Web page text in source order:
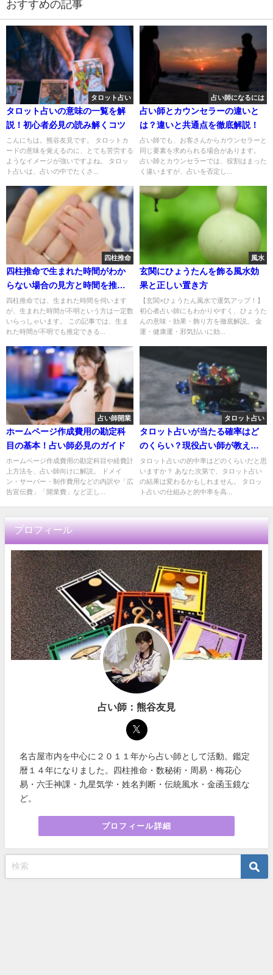
おすすめの記事
タロット占い
タロット占いの意味の一覧を解
説！初心者必見の読み解くコツ
こんにちは。熊谷友見です。 タロットカ
ードの意味を覚えるのに、とても苦労する
ようなイメージが強いですよね。 タロッ
ト占いは、占いの中でたくさ...
占い師になるには
占い師とカウンセラーの違いと
は？違いと共通点を徹底解説！
占い師でも、お客さんからカウンセラーと
同じ要素を求められる場合があります。
占い師とカウンセラーでは、役割はまった
く違いますが、占いを否定し...
四柱推命
四柱推命で生まれた時間がわか
らない場合の見方と時間を推測
する方法
四柱推命では、生まれた時間を伺います
が、生まれた時間が不明という方は一定数
いらっしゃいます。 この記事では、生ま
れた時間が不明でも推定できる...
風水
玄関にひょうたんを飾る風水効
果と正しい置き方
【玄関×ひょうたん風水で運気アップ！】
初心者占い師にもわかりやすく、ひょうた
んの意味・効果・飾り方を徹底解説。 金
運・健康運・邪気払いに効...
占い師開業
ホームページ作成費用の勘定科
目の基本！占い師必見のガイド
ホームページ作成費用の勘定科目や経費計
上方法を、占い師向けに解説。 ドメイ
ン・サーバー・制作費用などの内訳や「広
告宣伝費」「開業費」など正し...
タロット占い
タロット占いが当たる確率はど
のくらい？現役占い師が教える
的中率
タロット占いの的中率はどのくらいだと思
いますか？ あなた次第で、タロット占い
の結果は変わるかもしれません。 タロッ
ト占いの仕組みと的中率を高...
プロフィール
占い師：熊谷友見
名古屋市内を中心に２０１１年から占い師として活動。鑑定
暦１４年になりました。四柱推命・数秘術・周易・梅花心
易・六壬神課・九星気学・姓名判断・伝統風水・金函玉鏡な
ど。
プロフィール詳細